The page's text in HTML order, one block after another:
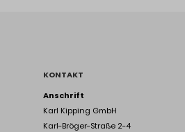
KONTAKT
Anschrift
Karl Kipping GmbH
Karl-Bröger-Straße 2-4